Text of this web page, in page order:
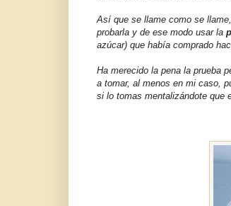
Así que se llame como se
probarla y de ese modo usar la
azúcar) que había comprado
Ha merecido la pena la prueba
a tomar, al menos en mi caso,
si lo tomas mentalizándote que